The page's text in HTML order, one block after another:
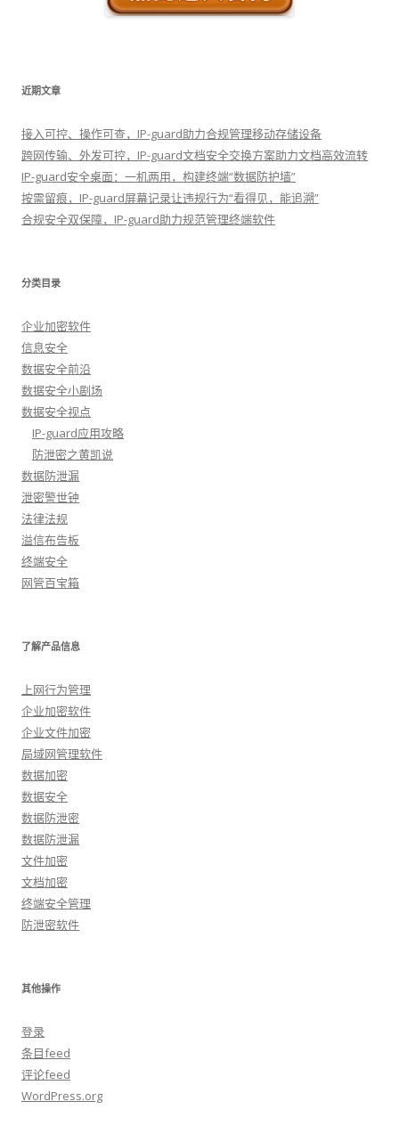
近期文章
接入可控、操作可查，IP-guard助力合规管理移动存储设备
跨网传输、外发可控，IP-guard文档安全交换方案助力文档高效流转
IP-guard安全桌面：一机两用，构建终端“数据防护墙”
按需留痕，IP-guard屏幕记录让违规行为“看得见，能追溯”
合规安全双保障，IP-guard助力规范管理终端软件
分类目录
企业加密软件
信息安全
数据安全前沿
数据安全小剧场
数据安全视点
IP-guard应用攻略
防泄密之黄凯说
数据防泄漏
泄密警世钟
法律法规
溢信布告板
终端安全
网管百宝箱
了解产品信息
上网行为管理
企业加密软件
企业文件加密
局域网管理软件
数据加密
数据安全
数据防泄密
数据防泄漏
文件加密
文档加密
终端安全管理
防泄密软件
其他操作
登录
条目feed
评论feed
WordPress.org